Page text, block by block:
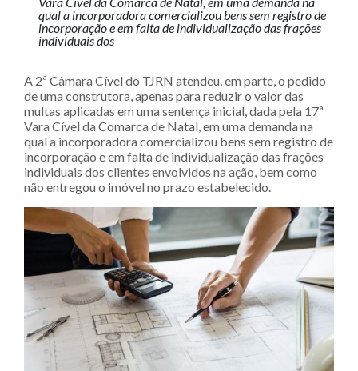
qual a incorporadora comercializou bens sem registro de
incorporação e em falta de individualização das frações
individuais dos
A 2ª Câmara Cível do TJRN atendeu, em parte, o pedido
de uma construtora, apenas para reduzir o valor das
multas aplicadas em uma sentença inicial, dada pela 17ª
Vara Cível da Comarca de Natal, em uma demanda na
qual a incorporadora comercializou bens sem registro de
incorporação e em falta de individualização das frações
individuais dos clientes envolvidos na ação, bem como
não entregou o imóvel no prazo estabelecido.